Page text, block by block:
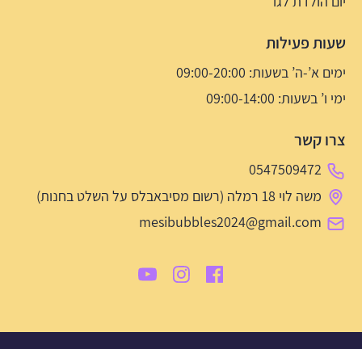
שעות פעילות
ימים א’-ה’ בשעות: 09:00-20:00
ימי ו’ בשעות: 09:00-14:00
צרו קשר
0547509472
משה לוי 18 רמלה (רשום מסיבאבלס על השלט בחנות)
mesibubbles2024@gmail.com